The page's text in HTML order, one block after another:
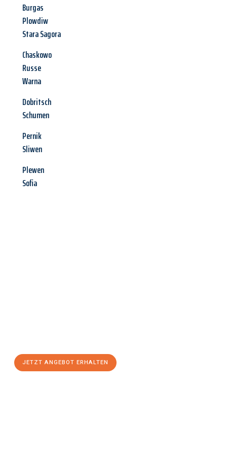
Burgas
Plowdiw
Stara Sagora
Chaskowo
Russe
Warna
Dobritsch
Schumen
Pernik
Sliwen
Plewen
Sofia
JETZT ANGEBOT ERHALTEN